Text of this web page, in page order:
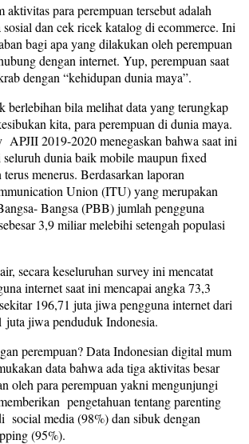
aktivitas para perempuan tersebut adalah
sosial dan cek ricek katalog di ecommerce. Ini
bagi apa yang dilakukan oleh perempuan
dengan internet. Yup, perempuan saat
dengan “kehidupan dunia maya”.
berlebihan bila melihat data yang terungkap
kita, para perempuan di dunia maya.
APJII 2019-2020 menegaskan bahwa saat ini
dunia baik mobile maupun fixed
menerus. Berdasarkan laporan
Union (ITU) yang merupakan
Bangsa (PBB) jumlah pengguna
3,9 miliar melebihi setengah populasi
secara keseluruhan survey ini mencatat
internet saat ini mencapai angka 73,3
196,71 juta jiwa pengguna internet dari
juta jiwa penduduk Indonesia.
perempuan? Data Indonesian digital mum
data bahwa ada tiga aktivitas besar
oleh para perempuan yakni mengunjungi
pengetahuan tentang parenting
social media (98%) dan sibuk dengan
(95%).